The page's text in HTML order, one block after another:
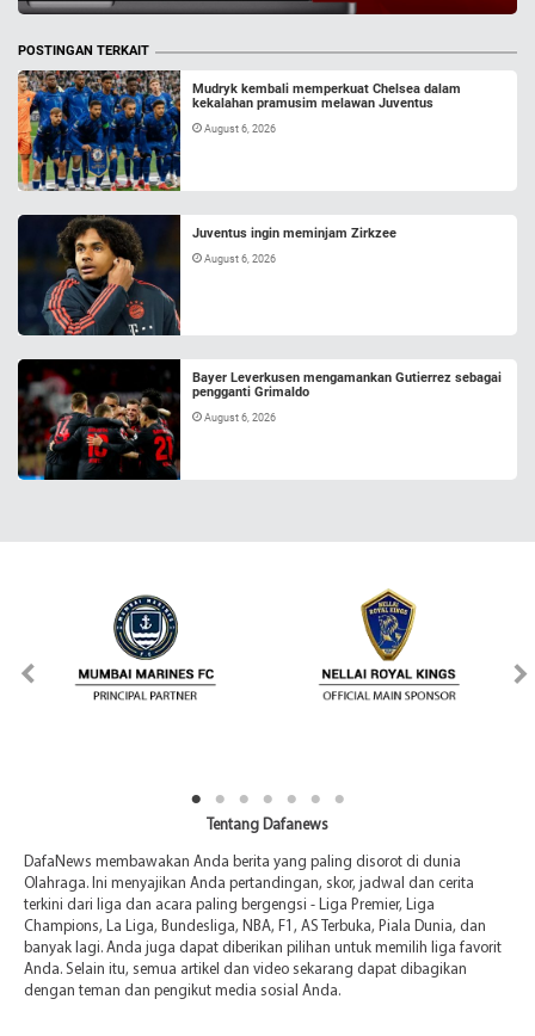
POSTINGAN TERKAIT
Mudryk kembali memperkuat Chelsea dalam
kekalahan pramusim melawan Juventus
August 6, 2026
Juventus ingin meminjam Zirkzee
August 6, 2026
Bayer Leverkusen mengamankan Gutierrez sebagai
pengganti Grimaldo
August 6, 2026
Tentang Dafanews
DafaNews membawakan Anda berita yang paling disorot di dunia
Olahraga. Ini menyajikan Anda pertandingan, skor, jadwal dan cerita
terkini dari liga dan acara paling bergengsi - Liga Premier, Liga
Champions, La Liga, Bundesliga, NBA, F1, AS Terbuka, Piala Dunia, dan
banyak lagi. Anda juga dapat diberikan pilihan untuk memilih liga favorit
Anda. Selain itu, semua artikel dan video sekarang dapat dibagikan
dengan teman dan pengikut media sosial Anda.